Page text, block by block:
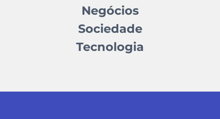
Negócios
Sociedade
Tecnologia